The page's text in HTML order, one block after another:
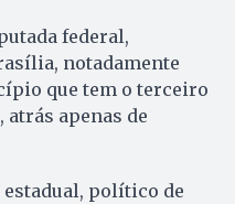
federal,
notadamente
que tem o terceiro
apenas de
estadual, político de